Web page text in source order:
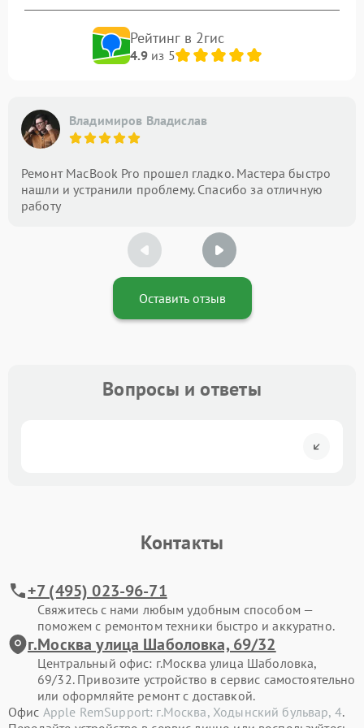
Рейтинг в 2гис
4.9из 5
Владимиров Владислав
Ремонт MacBook Pro прошел гладко. Мастера быстро
нашли и устранили проблему. Спасибо за отличную
работу
Оставить отзыв
Вопросы и ответы
Контакты
+7 (495) 023-96-71
Свяжитесь с нами любым удобным способом —
поможем с ремонтом техники быстро и аккуратно.
г.Москва улица Шаболовка, 69/32
Центральный офис: г.Москва улица Шаболовка,
69/32. Привозите устройство в сервис самостоятельно
или оформляйте ремонт с доставкой.
Офис Apple RemSupport: г.Москва, Ходынский бульвар, 4.